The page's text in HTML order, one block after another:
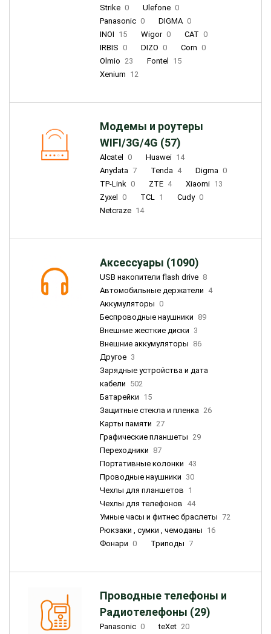
Strike 0 Ulefone 0
Panasonic 0 DIGMA 0
INOI 15 Wigor 0 CAT 0
IRBIS 0 DIZO 0 Corn 0
Olmio 23 Fontel
15
Xenium 12
Модемы и роутеры
WIFI/3G/4G (57)
Alcatel 0 Huawei 14
Anydata 7 Tenda 4 Digma 0
TP-Link 0 ZTE 4 Xiaomi 13
Zyxel
0 TCL 1 Cudy 0
Netcraze 14
Аксессуары (1090)
USB накопители flash drive 8
Автомобильные держатели 4
Аккумуляторы 0
Беспроводные наушники 89
Внешние жесткие диски 3
Внешние аккумуляторы 86
Другое 3
Зарядные устройства и дата
кабели 502
Батарейки 15
Защитные стекла и пленка 26
Карты памяти 27
Графические планшеты 29
Переходники 87
Портативные колонки 43
Проводные наушники 30
Чехлы для планшетов 1
Чехлы для телефонов 44
Умные часы и фитнес браслеты 72
Рюкзаки , сумки , чемоданы 16
Фонари 0 Триподы 7
Проводные телефоны и
Радиотелефоны (29)
Panasonic 0 teXet 20